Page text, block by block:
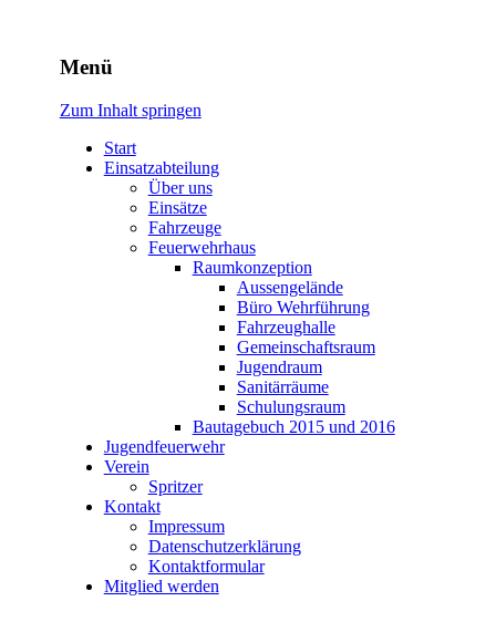
Freiwillige Feuerwehr
Rodheim v.d.H.
Menü
Zum Inhalt springen
Start
Einsatzabteilung
Über uns
Einsätze
Fahrzeuge
Feuerwehrhaus
Raumkonzeption
Aussengelände
Büro Wehrführung
Fahrzeughalle
Gemeinschaftsraum
Jugendraum
Sanitärräume
Schulungsraum
Bautagebuch 2015 und 2016
Jugendfeuerwehr
Verein
Spritzer
Kontakt
Impressum
Datenschutzerklärung
Kontaktformular
Mitglied werden